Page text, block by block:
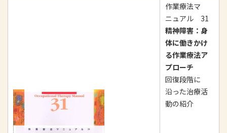
作業療法マ
ニュアル 31
精神障害：身
体に働きかけ
る作業療法ア
プローチ
回復段階に
沿った治療活
動の紹介